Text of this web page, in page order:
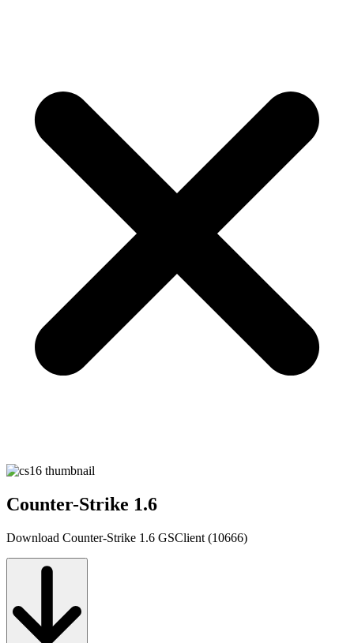
Counter-Strike 1.6
Download Counter-Strike 1.6 GSClient (10666)